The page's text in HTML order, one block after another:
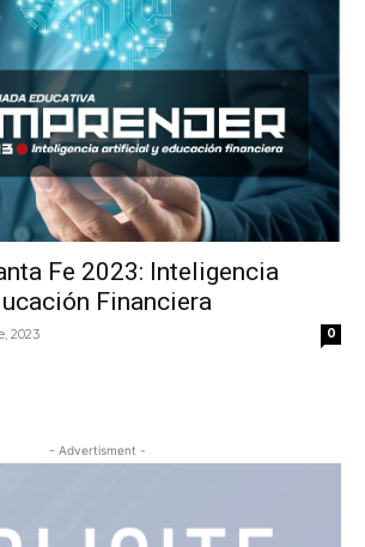
Fe 2023: Inteligencia
Financiera
2023 0
- Advertisment -